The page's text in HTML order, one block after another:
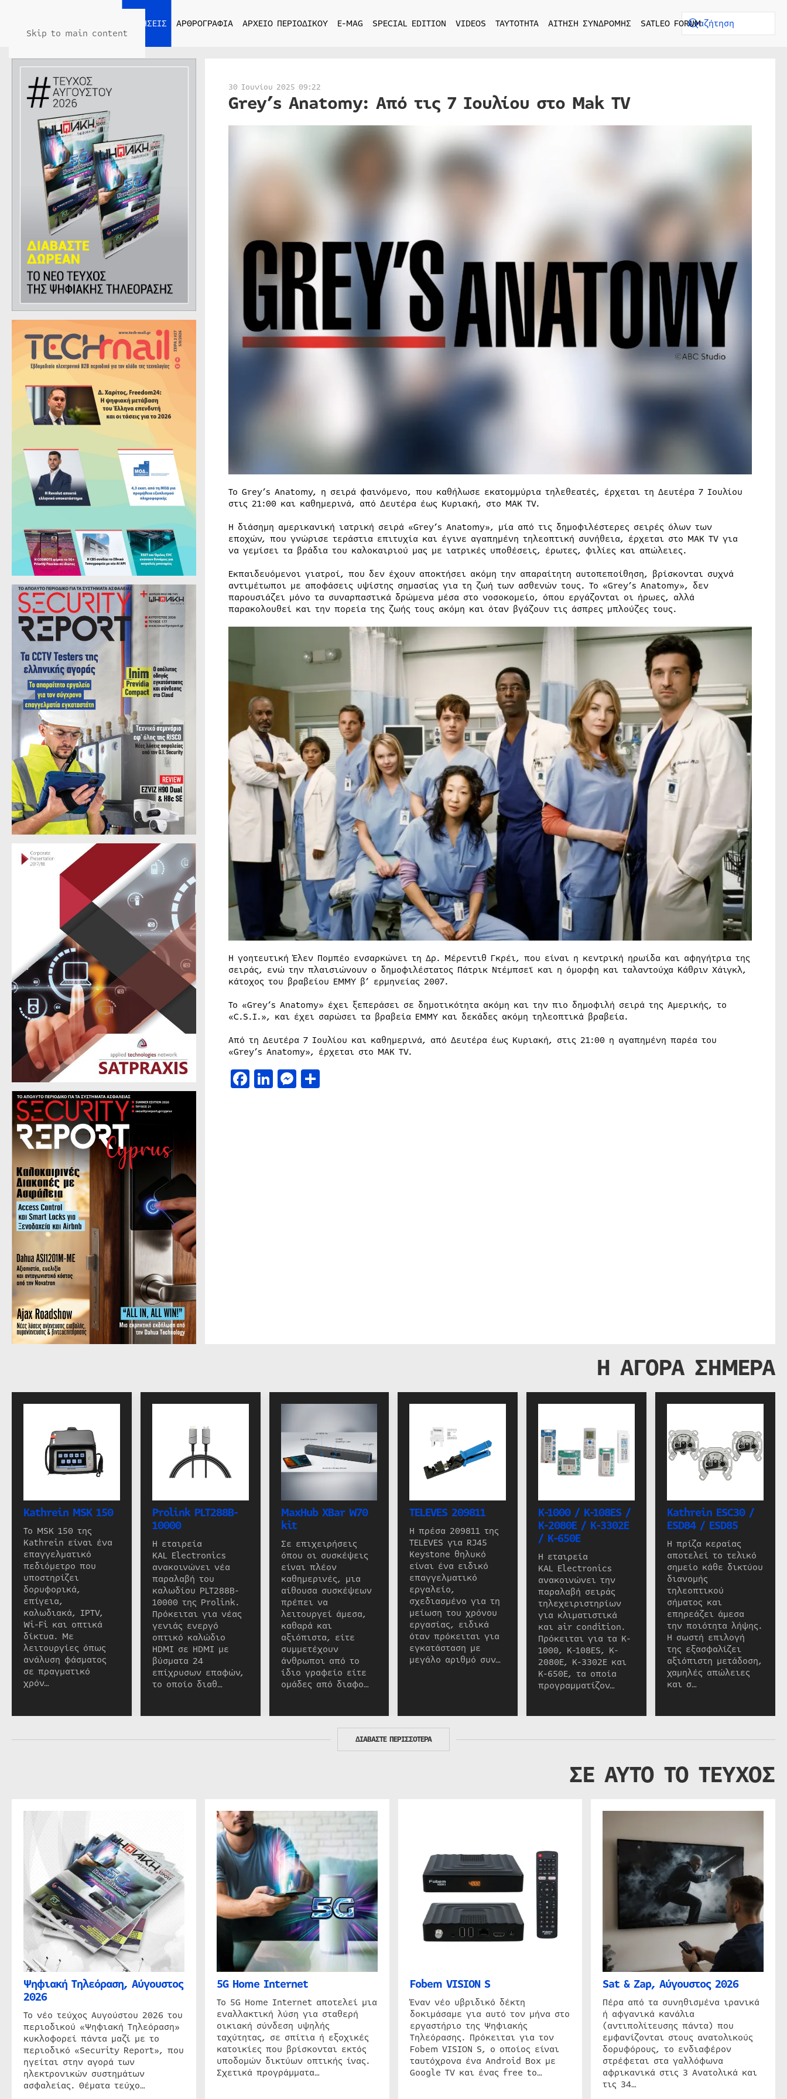
Skip to main content
ΕΙΔΗΣΕΙΣ ΑΡΘΡΟΓΡΑΦΙΑ ΑΡΧΕΙΟ ΠΕΡΙΟΔΙΚΟΥ E-MAG SPECIAL EDITION VIDEOS ΤΑΥΤΟΤΗΤΑ ΑΙΤΗΣΗ ΣΥΝΔΡΟΜΗΣ SATLEO FORUM
30 Ιουνίου 2025 09:22
Grey’s Anatomy: Από τις 7 Ιουλίου στο Mak TV
Το Grey’s Anatomy, η σειρά φαινόμενο, που καθήλωσε εκατομμύρια τηλεθεατές, έρχεται τη Δευτέρα 7 Ιουλίου
στις 21:00 και καθημερινά, από Δευτέρα έως Κυριακή, στο ΜΑΚ TV.
Η διάσημη αμερικανική ιατρική σειρά «Grey’s Anatomy», μία από τις δημοφιλέστερες σειρές όλων των
εποχών, που γνώρισε τεράστια επιτυχία και έγινε αγαπημένη τηλεοπτική συνήθεια, έρχεται στο ΜΑΚ TV για
να γεμίσει τα βράδια του καλοκαιριού μας με ιατρικές υποθέσεις, έρωτες, φιλίες και απώλειες.
Εκπαιδευόμενοι γιατροί, που δεν έχουν αποκτήσει ακόμη την απαραίτητη αυτοπεποίθηση, βρίσκονται συχνά
αντιμέτωποι με αποφάσεις υψίστης σημασίας για τη ζωή των ασθενών τους. Το «Grey’s Anatomy», δεν
παρουσιάζει μόνο τα συναρπαστικά δρώμενα μέσα στο νοσοκομείο, όπου εργάζονται οι ήρωες, αλλά
παρακολουθεί και την πορεία της ζωής τους ακόμη και όταν βγάζουν τις άσπρες μπλούζες τους.
Η γοητευτική Έλεν Πομπέο ενσαρκώνει τη Δρ. Μέρεντιθ Γκρέι, που είναι η κεντρική ηρωίδα και αφηγήτρια της
σειράς, ενώ την πλαισιώνουν ο δημοφιλέστατος Πάτρικ Ντέμπσεϊ και η όμορφη και ταλαντούχα Κάθριν Χάιγκλ,
κάτοχος του βραβείου ΕΜΜΥ β’ ερμηνείας 2007.
Το «Grey’s Anatomy» έχει ξεπεράσει σε δημοτικότητα ακόμη και την πιο δημοφιλή σειρά της Αμερικής, το
«C.S.I.», και έχει σαρώσει τα βραβεία ΕΜΜΥ και δεκάδες ακόμη τηλεοπτικά βραβεία.
Από τη Δευτέρα 7 Ιουλίου και καθημερινά, από Δευτέρα έως Κυριακή, στις 21:00 η αγαπημένη παρέα του
«Grey’s Anatomy», έρχεται στο ΜΑΚ TV.
Facebook
LinkedIn
Messenger
Μοιραστείτε
Η ΑΓΟΡΑ ΣΗΜΕΡΑ
Kathrein MSK 150
Το MSK 150 της
Kathrein είναι ένα
επαγγελματικό
πεδιόμετρο που
υποστηρίζει
δορυφορικά,
επίγεια,
καλωδιακά, IPTV,
Wi-Fi και οπτικά
δίκτυα. Με
λειτουργίες όπως
ανάλυση φάσματος
σε πραγματικό
χρόν…
Prolink PLT288B-
10000
Η εταιρεία
KAL Electronics
ανακοινώνει νέα
παραλαβή του
καλωδίου PLT288B-
10000 της Prolink.
Πρόκειται για νέας
γενιάς ενεργό
οπτικό καλώδιο
HDMI σε HDMI με
βύσματα 24
επίχρυσων επαφών,
το οποίο διαθ…
MaxHub XBar W70
kit
Σε επιχειρήσεις
όπου οι συσκέψεις
είναι πλέον
καθημερινές, μια
αίθουσα συσκέψεων
πρέπει να
λειτουργεί άμεσα,
καθαρά και
αξιόπιστα, είτε
συμμετέχουν
άνθρωποι από το
ίδιο γραφείο είτε
ομάδες από διαφο…
TELEVES 209811
Η πρέσα 209811 της
TELEVES για RJ45
Keystone θηλυκό
είναι ένα ειδικό
επαγγελματικό
εργαλείο,
σχεδιασμένο για τη
μείωση του χρόνου
εργασίας, ειδικά
όταν πρόκειται για
εγκατάσταση με
μεγάλο αριθμό συν…
K-1000 / K-108ES /
K-2080E / K-3302E
/ K-650E
Η εταιρεία
KAL Electronics
ανακοινώνει την
παραλαβή σειράς
τηλεχειριστηρίων
για κλιματιστικά
και air condition.
Πρόκειται για τα K-
1000, K-108ES, K-
2080E, K-3302E και
K-650E, τα οποία
προγραμματίζον…
Kathrein ESC30 /
ESD84 / ESD85
Η πρίζα κεραίας
αποτελεί το τελικό
σημείο κάθε δικτύου
διανομής
τηλεοπτικού
σήματος και
επηρεάζει άμεσα
την ποιότητα λήψης.
Η σωστή επιλογή
της εξασφαλίζει
αξιόπιστη μετάδοση,
χαμηλές απώλειες
και σ…
ΔΙΑΒΑΣΤΕ ΠΕΡΙΣΣΟΤΕΡΑ
ΣΕ ΑΥΤΟ ΤΟ ΤΕΥΧΟΣ
Ψηφιακή Τηλεόραση, Αύγουστος
2026
Το νέο τεύχος Αυγούστου 2026 του
περιοδικού «Ψηφιακή Τηλεόραση»
κυκλοφορεί πάντα μαζί με το
περιοδικό «Security Report», που
ηγείται στην αγορά των
ηλεκτρονικών συστημάτων
ασφαλείας. Θέματα τεύχο…
5G Home Internet
Το 5G Home Internet αποτελεί μια
εναλλακτική λύση για σταθερή
οικιακή σύνδεση υψηλής
ταχύτητας, σε σπίτια ή εξοχικές
κατοικίες που βρίσκονται εκτός
υποδομών δικτύων οπτικής ίνας.
Σχετικά προγράμματα…
Fobem VISION S
Έναν νέο υβριδικό δέκτη
δοκιμάσαμε για αυτό τον μήνα στο
εργαστήριο της Ψηφιακής
Τηλεόρασης. Πρόκειται για τον
Fobem VISION S, ο οποίος είναι
ταυτόχρονα ένα Android Box με
Google TV και ένας free to…
Sat & Zap, Αύγουστος 2026
Πέρα από τα συνηθισμένα ιρανικά
ή αφγανικά κανάλια
(αντιπολίτευσης πάντα) που
εμφανίζονται στους ανατολικούς
δορυφόρους, το ενδιαφέρον
στρέφεται στα γαλλόφωνα
αφρικανικά στις 3 Ανατολικά και
τις 34…